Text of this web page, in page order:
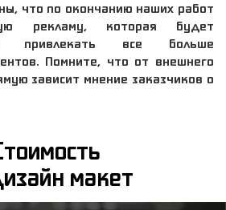
что по окончанию наших работ
рекламу, которая будет
привлекать все больше
Помните, что от внешнего
зависит мнение заказчиков о
макет